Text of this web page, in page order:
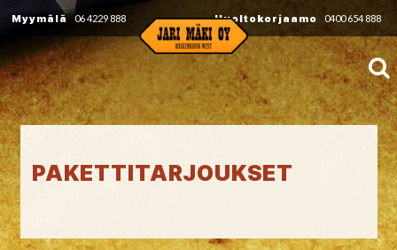
Myymälä 06 4229 888 Huoltokorjaamo 0400 654 888
PAKETTITARJOUKSET